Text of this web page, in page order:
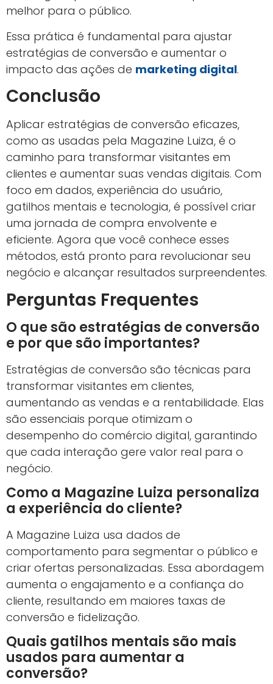
melhor para o público.
Essa prática é fundamental para ajustar
estratégias de conversão e aumentar o
impacto das ações de marketing digital.
Conclusão
Aplicar estratégias de conversão eficazes,
como as usadas pela Magazine Luiza, é o
caminho para transformar visitantes em
clientes e aumentar suas vendas digitais. Com
foco em dados, experiência do usuário,
gatilhos mentais e tecnologia, é possível criar
uma jornada de compra envolvente e
eficiente. Agora que você conhece esses
métodos, está pronto para revolucionar seu
negócio e alcançar resultados surpreendentes.
Perguntas Frequentes
O que são estratégias de conversão
e por que são importantes?
Estratégias de conversão são técnicas para
transformar visitantes em clientes,
aumentando as vendas e a rentabilidade. Elas
são essenciais porque otimizam o
desempenho do comércio digital, garantindo
que cada interação gere valor real para o
negócio.
Como a Magazine Luiza personaliza
a experiência do cliente?
A Magazine Luiza usa dados de
comportamento para segmentar o público e
criar ofertas personalizadas. Essa abordagem
aumenta o engajamento e a confiança do
cliente, resultando em maiores taxas de
conversão e fidelização.
Quais gatilhos mentais são mais
usados para aumentar a
conversão?